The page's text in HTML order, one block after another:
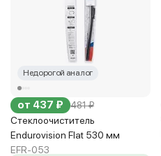
Недорогой аналог
от 437 ₽ 481 ₽
Стеклоочиститель
Endurovision Flat 530 мм
EFR-053